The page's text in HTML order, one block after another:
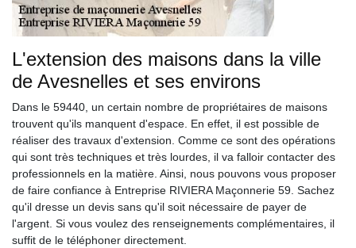
L'extension des maisons dans la ville
de Avesnelles et ses environs
Dans le 59440, un certain nombre de propriétaires de maisons
trouvent qu'ils manquent d'espace. En effet, il est possible de
réaliser des travaux d'extension. Comme ce sont des opérations
qui sont très techniques et très lourdes, il va falloir contacter des
professionnels en la matière. Ainsi, nous pouvons vous proposer
de faire confiance à Entreprise RIVIERA Maçonnerie 59. Sachez
qu'il dresse un devis sans qu'il soit nécessaire de payer de
l'argent. Si vous voulez des renseignements complémentaires, il
suffit de le téléphoner directement.